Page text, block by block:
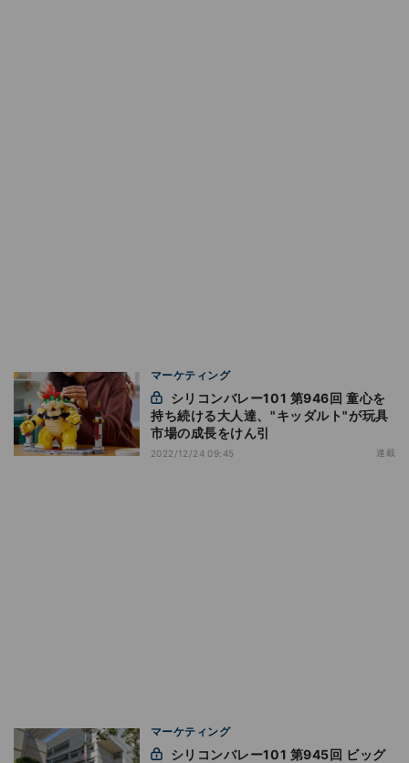
マーケティング
持ち続ける大人達、"キッダルト"が玩具
市場の成長をけん引
2022/12/24 09:45 連載
マーケティング